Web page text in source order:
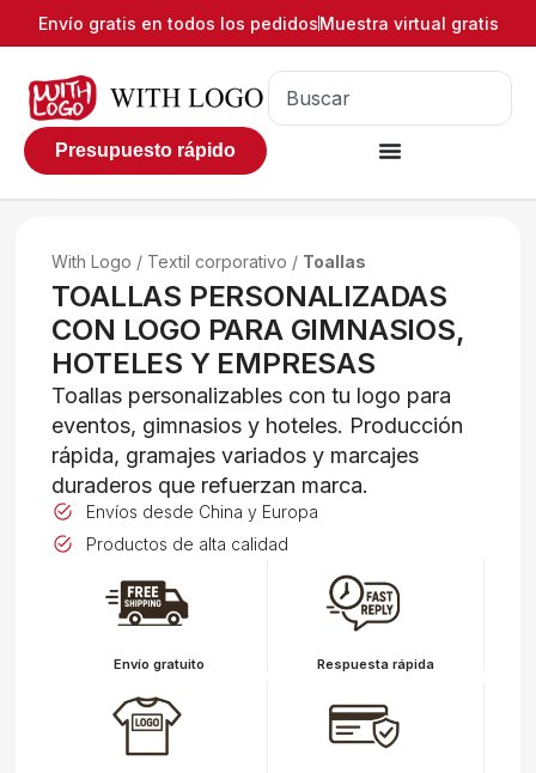
Envío gratis en todos los pedidosMuestra virtual gratis
Presupuesto rápido
With Logo / Textil corporativo / Toallas
TOALLAS PERSONALIZADAS
CON LOGO PARA GIMNASIOS,
HOTELES Y EMPRESAS
Toallas personalizables con tu logo para
eventos, gimnasios y hoteles. Producción
rápida, gramajes variados y marcajes
duraderos que refuerzan marca.
Envíos desde China y Europa
Productos de alta calidad
Envío gratuito Respuesta rápida